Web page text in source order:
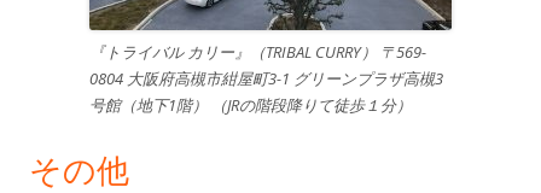
『トライバル カリー』（TRIBAL CURRY） 〒569-
0804 大阪府高槻市紺屋町3-1 グリーンプラザ高槻3
号館（地下1階） （JRの階段降りて徒歩１分）
その他